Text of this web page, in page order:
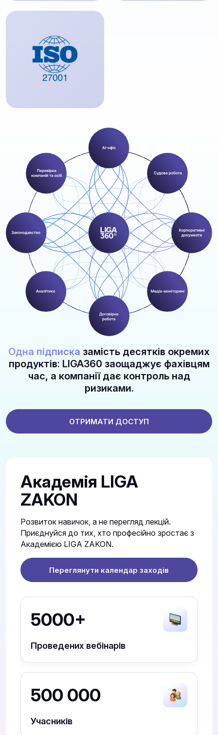
Одна підписка замість десятків окремих
продуктів: LIGA360 заощаджує фахівцям
час, а компанії дає контроль над
ризиками.
ОТРИМАТИ ДОСТУП
Академія LIGA
ZAKON
Розвиток навичок, а не перегляд лекцій.
Приєднуйся до тих, хто професійно зростає з
Академією LIGA ZAKON.
Переглянути календар заходів
5000+
Проведених вебінарів
500 000
Учасників